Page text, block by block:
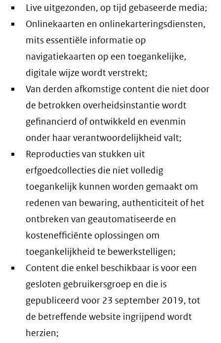
Live uitgezonden, op tijd gebaseerde media;
Onlinekaarten en onlinekarteringsdiensten,
mits essentiële informatie op
navigatiekaarten op een toegankelijke,
digitale wijze wordt verstrekt;
Van derden afkomstige content die niet door
de betrokken overheidsinstantie wordt
gefinancierd of ontwikkeld en evenmin
onder haar verantwoordelijkheid valt;
Reproducties van stukken uit
erfgoedcollecties die niet volledig
toegankelijk kunnen worden gemaakt om
redenen van bewaring, authenticiteit of het
ontbreken van geautomatiseerde en
kostenefficiënte oplossingen om
toegankelijkheid te bewerkstelligen;
Content die enkel beschikbaar is voor een
gesloten gebruikersgroep en die is
gepubliceerd voor 23 september 2019, tot
de betreffende website ingrijpend wordt
herzien;